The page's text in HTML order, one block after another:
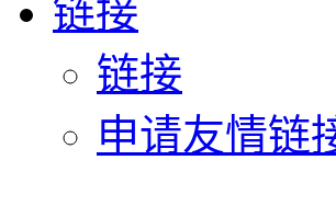
链接
链接
申请友情链